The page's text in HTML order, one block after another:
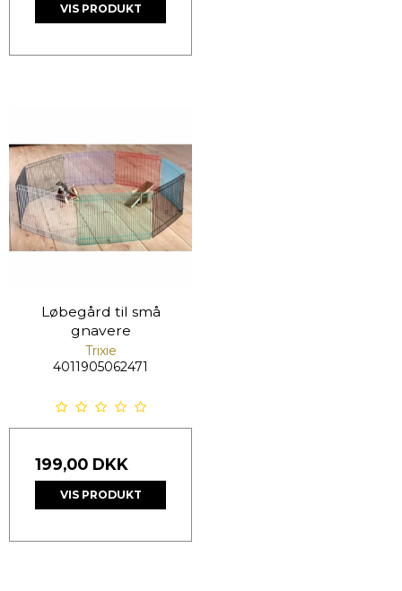
VIS PRODUKT
Løbegård til små
gnavere
Trixie
4011905062471
199,00 DKK
VIS PRODUKT